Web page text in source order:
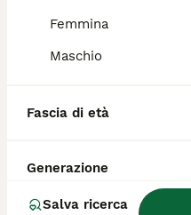
Femmina
Maschio
Fascia di età
Generazione
Salva ricerca
dell'allevatore e la
Coated?
Qual è il
Coated?